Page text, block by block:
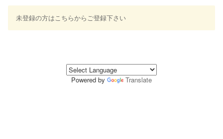
未登録の方はこちらからご登録下さい
Powered by Translate